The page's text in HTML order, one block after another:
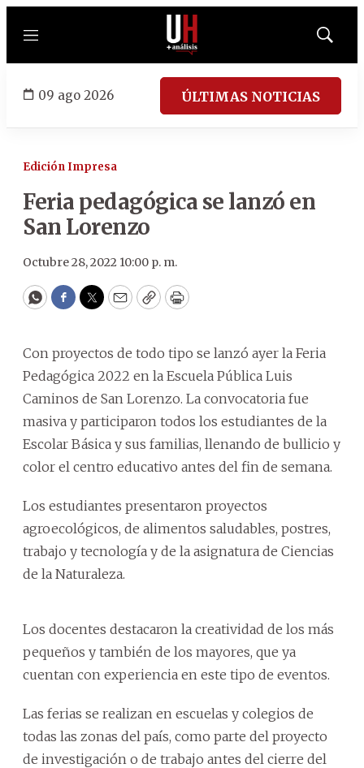
Menú
Mostrar
09 ago 2026 ÚLTIMAS NOTICIAS
Edición Impresa
Feria pedagógica se lanzó en
San Lorenzo
Octubre 28, 2022 10:00 p. m.
WhatsApp
Facebook
Twitter
EmailCopyPrint
Con proyectos de todo tipo se lanzó ayer la Feria
Pedagógica 2022 en la Escuela Pública Luis
Caminos de San Lorenzo. La convocatoria fue
masiva y participaron todos los estudiantes de la
Escolar Básica y sus familias, llenando de bullicio y
color el centro educativo antes del fin de semana.
Los estudiantes presentaron proyectos
agroecológicos, de alimentos saludables, postres,
trabajo y tecnología y de la asignatura de Ciencias
de la Naturaleza.
Los docentes destacaron la creatividad de los más
pequeños y también de los mayores, que ya
cuentan con experiencia en este tipo de eventos.
Las ferias se realizan en escuelas y colegios de
todas las zonas del país, como parte del proyecto
de investigación o de trabajo antes del cierre del